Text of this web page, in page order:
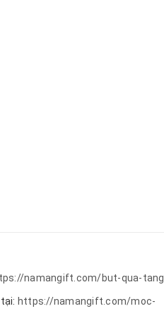
namangift.com/but-qua-tang
https://namangift.com/moc-